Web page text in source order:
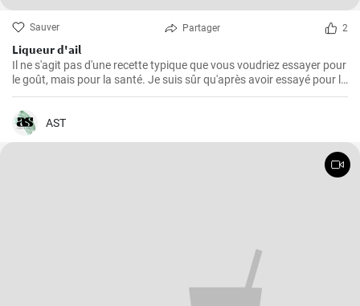
Sauver Partager 2
Liqueur d'ail
Il ne s'agit pas d'une recette typique que vous voudriez essayer pour
le goût, mais pour la santé. Je suis sûr qu'après avoir essayé pour la
première fois cette teinture magique, puissante et saine à la fois,
vous voudrez toujours en faire des réserves à la maison.
AST